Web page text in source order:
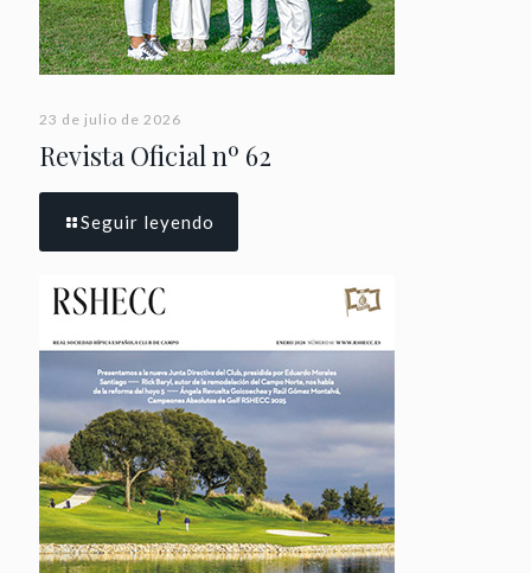
23 de julio de 2026
Revista Oficial nº 62
Seguir leyendo